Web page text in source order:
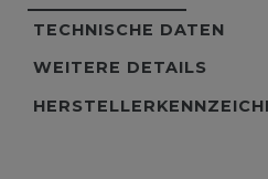
TECHNISCHE DATEN
WEITERE DETAILS